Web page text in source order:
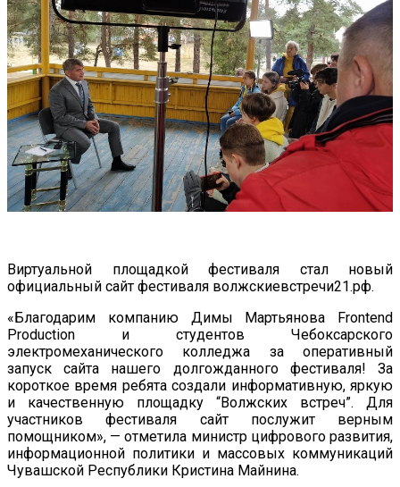
Виртуальной площадкой фестиваля стал новый
официальный сайт фестиваля волжскиевстречи21.рф.
«Благодарим компанию Димы Мартьянова Frontend
Production и студентов Чебоксарского
электромеханического колледжа за оперативный
запуск сайта нашего долгожданного фестиваля! За
короткое время ребята создали информативную, яркую
и качественную площадку “Волжских встреч”. Для
участников фестиваля сайт послужит верным
помощником», — отметила министр цифрового развития,
информационной политики и массовых коммуникаций
Чувашской Республики Кристина Майнина.